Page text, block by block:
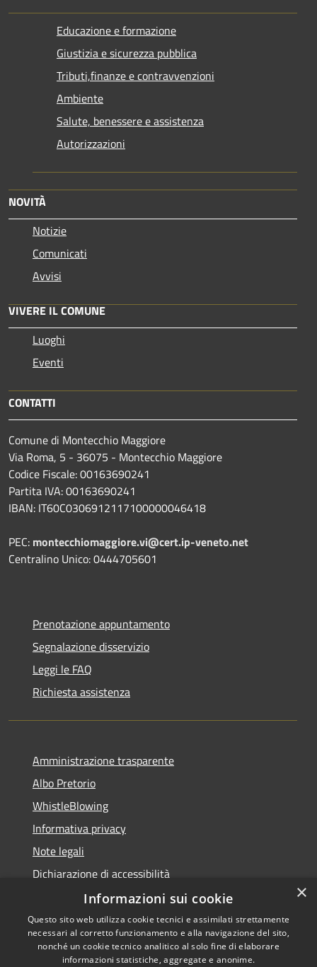
Educazione e formazione
Giustizia e sicurezza pubblica
Tributi,finanze e contravvenzioni
Ambiente
Salute, benessere e assistenza
Autorizzazioni
NOVITÀ
Notizie
Comunicati
Avvisi
VIVERE IL COMUNE
Luoghi
Eventi
CONTATTI
Comune di Montecchio Maggiore
Via Roma, 5 - 36075 - Montecchio Maggiore
Codice Fiscale: 00163690241
Partita IVA: 00163690241
IBAN: IT60C0306912117100000046418
PEC: montecchiomaggiore.vi@cert.ip-veneto.net
Centralino Unico: 0444705601
Prenotazione appuntamento
Segnalazione disservizio
Leggi le FAQ
Richiesta assistenza
Amministrazione trasparente
Albo Pretorio
WhistleBlowing
Informativa privacy
Note legali
Dichiarazione di accessibilità
Accessibilità
Copyright © 2026 • Città di
Montecchio Maggiore •
×
Informazioni sui cookie
Questo sito web utilizza cookie tecnici e assimilati strettamente
necessari al corretto funzionamento e alla navigazione del sito,
nonché un cookie tecnico analitico al solo fine di elaborare
informazioni statistiche, aggregate e anonime.